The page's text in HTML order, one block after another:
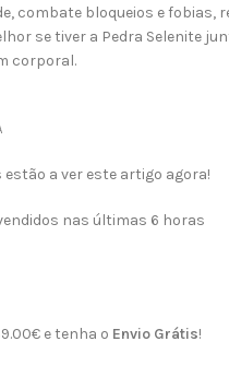
combate bloqueios e fobias,
se tiver a Pedra Selenite
corporal.
estão a ver este artigo agora!
nas últimas 6 horas
€ e tenha o Envio Grátis!